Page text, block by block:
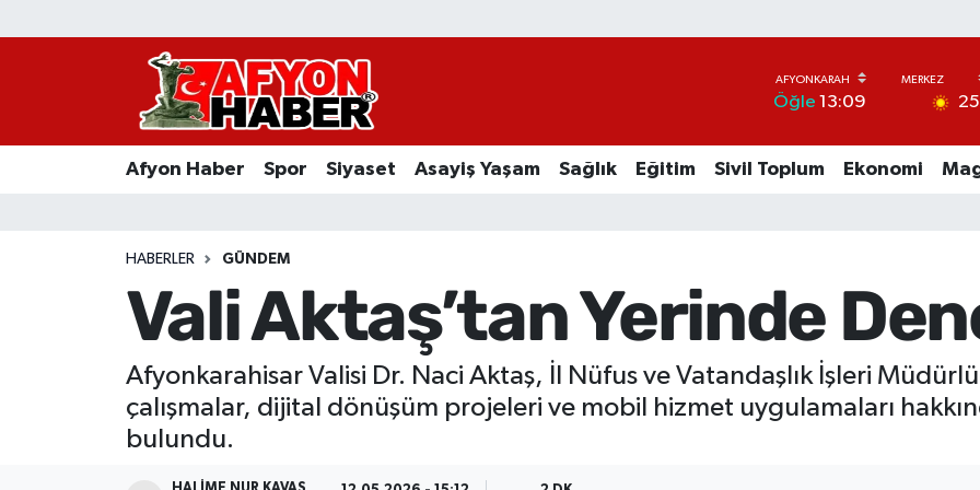
Öğle 13:09 25
Afyon Haber Spor Siyaset Asayiş Yaşam Sağlık Eğitim Sivil Toplum Ekonomi
HABERLER GÜNDEM
Vali Aktaş’tan Yerinde
Afyonkarahisar Valisi Dr. Naci Aktaş, İl Nüfus ve Vatandaşlık İşleri
çalışmalar, dijital dönüşüm projeleri ve mobil hizmet uygulamaları
bulundu.
Afyon Haber
Asayiş Yaşam
Sivil Toplum